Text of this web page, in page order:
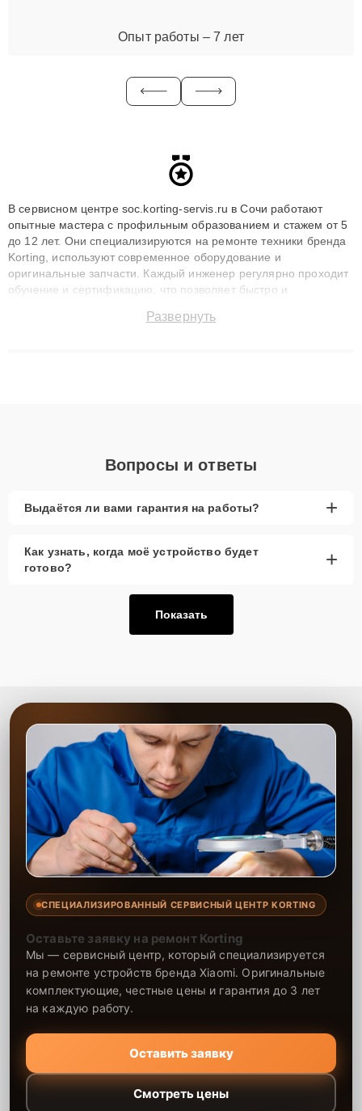
Опыт работы – 7 лет
В сервисном центре soc.korting-servis.ru в Сочи работают
опытные мастера с профильным образованием и стажем от 5
до 12 лет. Они специализируются на ремонте техники бренда
Korting, используют современное оборудование и
оригинальные запчасти. Каждый инженер регулярно проходит
обучение и сертификацию, что позволяет быстро и
сохранением гарантии до 3 лет. Наши мастера решают
Развернуть
Вопросы и ответы
Выдаётся ли вами гарантия на работы? +
Как узнать, когда моё устройство будет
готово?
+
Показать
СПЕЦИАЛИЗИРОВАННЫЙ СЕРВИСНЫЙ ЦЕНТР KORTING
Оставьте заявку на ремонт Korting
Мы — сервисный центр, который специализируется
на ремонте устройств бренда Xiaomi. Оригинальные
комплектующие, честные цены и гарантия до 3 лет
на каждую работу.
Оставить заявку
Смотреть цены